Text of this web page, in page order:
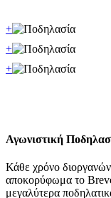
+
+
+
Αγωνιστική
Κάθε χρόνο
αποκορύφωμα το
μεγαλύτερα